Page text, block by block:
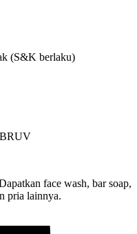
(S&K berlaku)
BRUV
face wash, bar soap,
pria lainnya.